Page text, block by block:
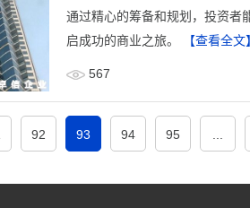
通过精心的筹备和规划，投资者
启成功的商业之旅。
【查看全文】
567
92 93 94 95